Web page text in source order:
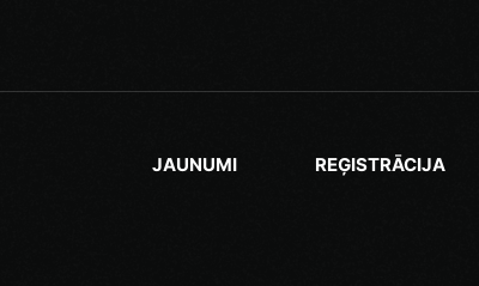
JAUNUMI REĢISTRĀCIJA